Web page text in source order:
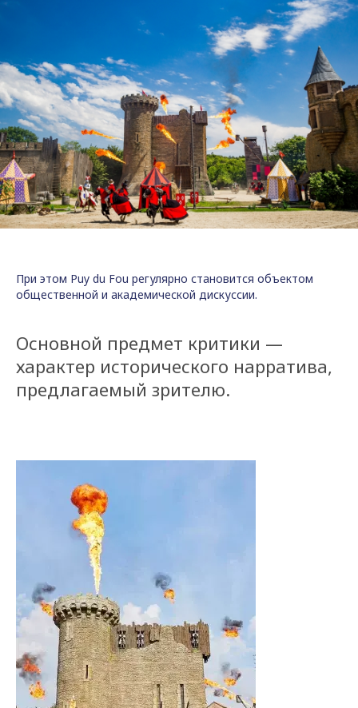
При этом Puy du Fou регулярно становится объектом
общественной и академической дискуссии.
Основной предмет критики —
характер исторического нарратива,
предлагаемый зрителю.